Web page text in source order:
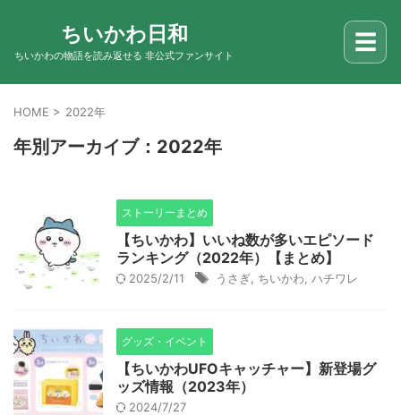
ちいかわ日和
ちいかわの物語を読み返せる 非公式ファンサイト ☰
HOME > 2022年
年別アーカイブ：2022年
ストーリーまとめ
【ちいかわ】いいね数が多いエピソード
ランキング（2022年）【まとめ】
2025/2/11 うさぎ ちいかわ ハチワレ
グッズ・イベント
【ちいかわUFOキャッチャー】新登場グ
ッズ情報（2023年）
2024/7/27